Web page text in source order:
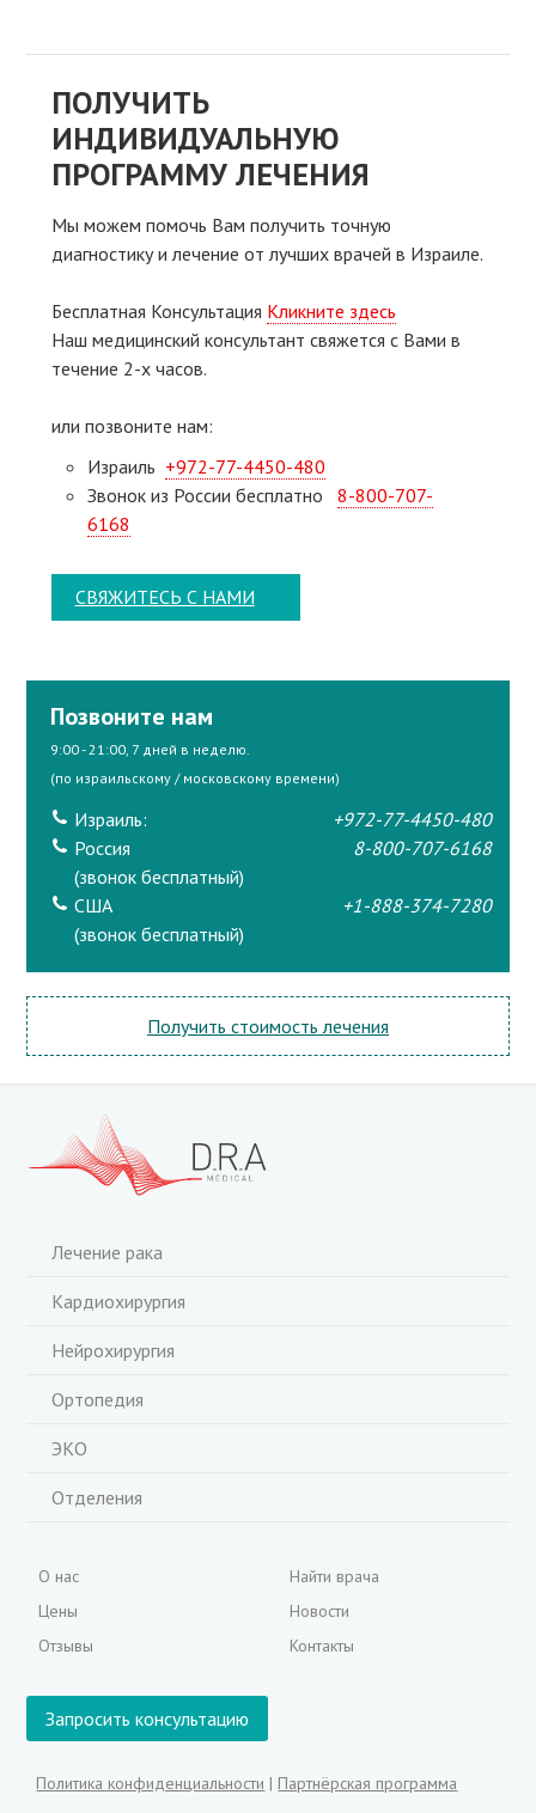
ПОЛУЧИТЬ
ИНДИВИДУАЛЬНУЮ
ПРОГРАММУ ЛЕЧЕНИЯ
Мы можем помочь Вам получить точную
диагностику и лечение от лучших врачей в Израиле.
Бесплатная Консультация Кликните здесь
Наш медицинский консультант свяжeтся с Вами в
течение 2-х часов.
или позвоните нам:
Израиль +972-77-4450-480
Звонок из России бесплатно 8-800-707-
6168
СВЯЖИТЕСЬ С НАМИ
Позвоните нам
9:00 - 21:00, 7 дней в неделю.
(по израильскому / московскому времени)
Израиль:
+972-77-4450-480
Россия
(звонок бесплатный)
8-800-707-6168
США
(звонок бесплатный)
+1-888-374-7280
Получить стоимость лечения
Лечение рака
Кардиохирургия
Нейрохирургия
Ортопедия
ЭКО
Отделения
О нас
Цены
Отзывы
Найти врача
Новости
Контакты
Запросить консультацию
Политика конфиденциальности | Партнёрская программа